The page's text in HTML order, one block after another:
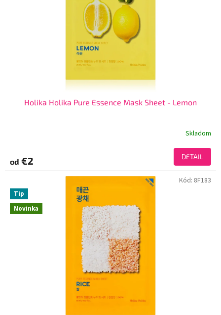
Holika Holika Pure Essence Mask Sheet - Lemon
Skladom
od €2 DETAIL
Novinka
Tip
Kód: 8F183